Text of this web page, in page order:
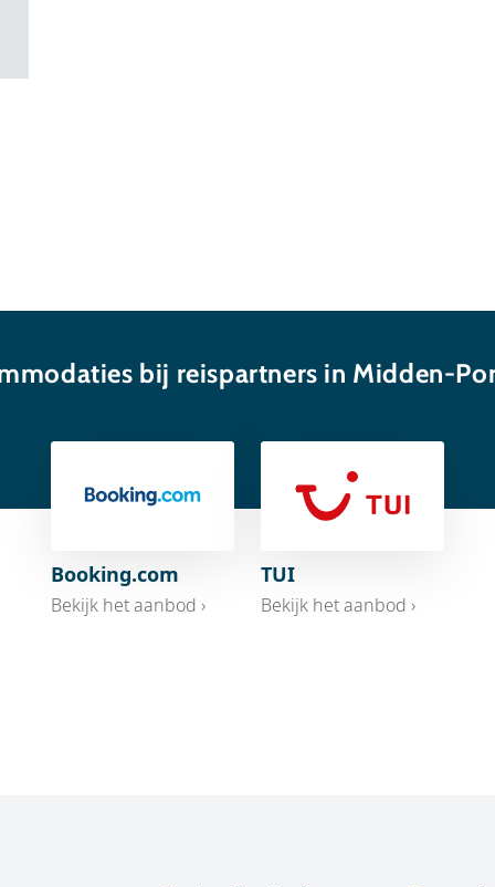
bij reispartners in Midden-
Booking.com
Bekijk het aanbod ›
TUI
Bekijk het aanbod ›